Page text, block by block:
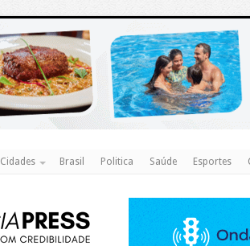
Cidades Brasil Politica Saúde Esportes